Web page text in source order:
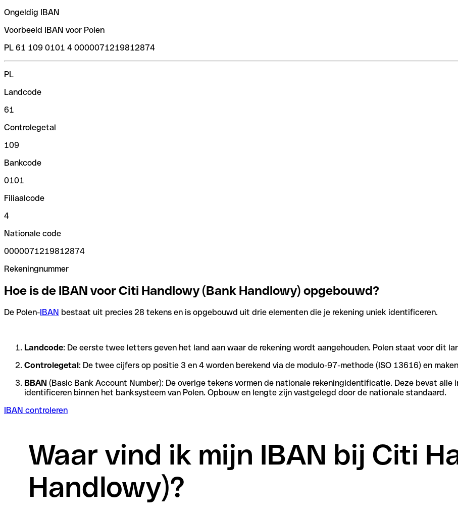
Ongeldig IBAN
Voorbeeld IBAN voor Polen
PL 61 109 0101 4 0000071219812874
PL
Landcode
61
Controlegetal
109
Bankcode
0101
Filiaalcode
4
Nationale code
0000071219812874
Rekeningnummer
Hoe is de IBAN voor Citi Handlowy (Bank Handlowy) opgebouwd?
De Polen-IBAN bestaat uit precies 28 tekens en is opgebouwd uit drie elementen die je rekening uniek identificeren.
Landcode: De eerste twee letters geven het land aan waar de rekening wordt aangehouden. Polen staat voor dit
Controlegetal: De twee cijfers op positie 3 en 4 worden berekend via de modulo-97-methode (ISO 13616) en
BBAN (Basic Bank Account Number): De overige tekens vormen de nationale rekeningidentificatie. Deze bevat
identificeren binnen het banksysteem van Polen. Opbouw en lengte zijn vastgelegd door de nationale standaard.
IBAN controleren
Waar vind ik mijn IBAN bij Citi
Handlowy)?